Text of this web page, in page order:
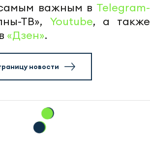
важным в Telegram-
ТВ», Youtube, а также
«Дзен».
новости